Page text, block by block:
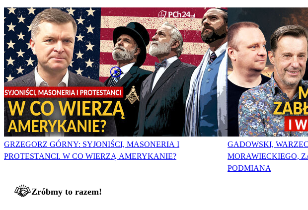
GRZEGORZ GÓRNY: SYJONIŚCI, MASONERIA I
PROTESTANCI. W CO WIERZĄ AMERYKANIE?
GADOWSKI,
MORAWIECKIEGO,
PODMIANA
Zróbmy to razem!